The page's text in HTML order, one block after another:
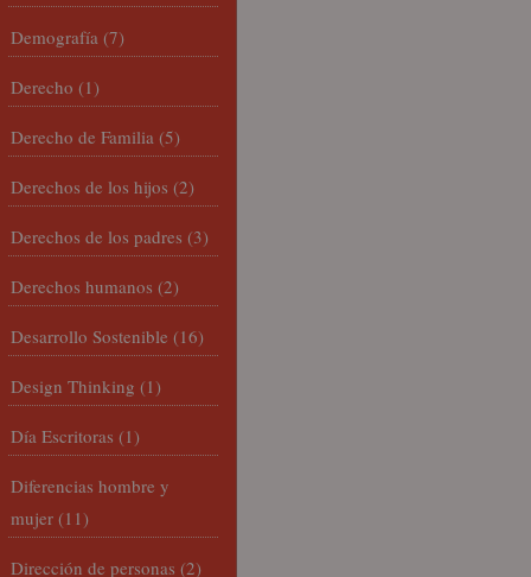
Demografía (7)
Derecho (1)
Derecho de Familia (5)
Derechos de los hijos (2)
Derechos de los padres (3)
Derechos humanos (2)
Desarrollo Sostenible (16)
Design Thinking (1)
Día Escritoras (1)
Diferencias hombre y
mujer (11)
Dirección de personas (2)